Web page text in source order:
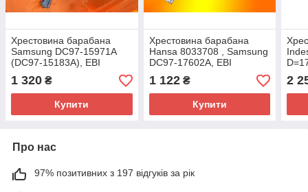
Хрестовина барабана
Samsung DC97-15971A
(DC97-15183A), EBI
COD.740, D=20/25/30 мм,
L=107 мм
1 320 ₴
Купити
Хрестовина барабана
Hansa 8033708 , Samsung
DC97-17602A, EBI
COD.747, D=20/25/30 мм,
L=130 мм
1 122₴
Купити
2
Про нас
97% позитивних з 197 відгуків за рік